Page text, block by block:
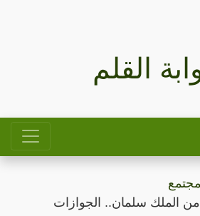
القلم
الملك سلمان.. الجوازات